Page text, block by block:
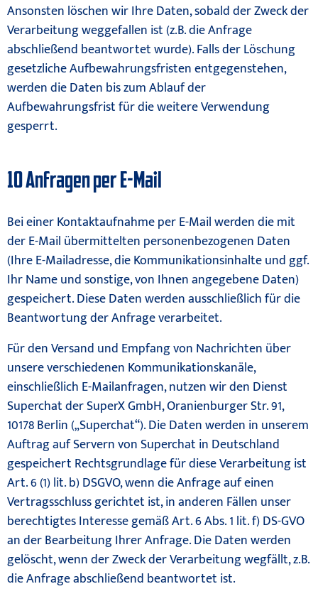
Ansonsten löschen wir Ihre Daten, sobald der Zweck der
Verarbeitung weggefallen ist (z.B. die Anfrage
abschließend beantwortet wurde). Falls der Löschung
gesetzliche Aufbewahrungsfristen entgegenstehen,
werden die Daten bis zum Ablauf der
Aufbewahrungsfrist für die weitere Verwendung
gesperrt.
10 Anfragen per E-Mail
Bei einer Kontaktaufnahme per E-Mail werden die mit
der E-Mail übermittelten personenbezogenen Daten
(Ihre E-Mailadresse, die Kommunikationsinhalte und ggf.
Ihr Name und sonstige, von Ihnen angegebene Daten)
gespeichert. Diese Daten werden ausschließlich für die
Beantwortung der Anfrage verarbeitet.
Für den Versand und Empfang von Nachrichten über
unsere verschiedenen Kommunikationskanäle,
einschließlich E-Mailanfragen, nutzen wir den Dienst
Superchat der SuperX GmbH, Oranienburger Str. 91,
10178 Berlin („Superchat“). Die Daten werden in unserem
Auftrag auf Servern von Superchat in Deutschland
gespeichert Rechtsgrundlage für diese Verarbeitung ist
Art. 6 (1) lit. b) DSGVO, wenn die Anfrage auf einen
Vertragsschluss gerichtet ist, in anderen Fällen unser
berechtigtes Interesse gemäß Art. 6 Abs. 1 lit. f) DS-GVO
an der Bearbeitung Ihrer Anfrage. Die Daten werden
gelöscht, wenn der Zweck der Verarbeitung wegfällt, z.B.
die Anfrage abschließend beantwortet ist.